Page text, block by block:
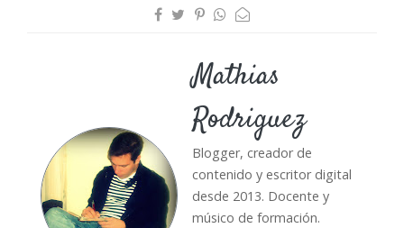
Mathias
Rodriguez
Blogger, creador de
contenido y escritor digital
desde 2013. Docente y
músico de formación.